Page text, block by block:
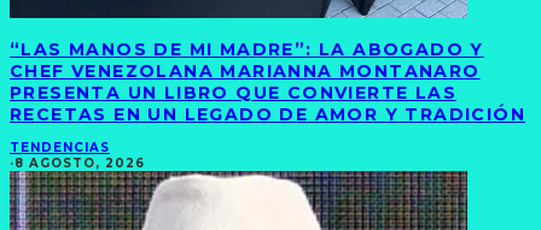
“LAS MANOS DE MI MADRE”: LA ABOGADO Y
CHEF VENEZOLANA MARIANNA MONTANARO
PRESENTA UN LIBRO QUE CONVIERTE LAS
RECETAS EN UN LEGADO DE AMOR Y TRADICIÓN
TENDENCIAS
·8 AGOSTO, 2026